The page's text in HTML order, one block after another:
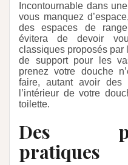
Incontournable dans
vous manquez
des espaces de
évitera de devoir
classiques proposés par
de support pour les
prenez votre douche
faire, autant avoir des
l’intérieur de votre
toilette.
Des
pratiques